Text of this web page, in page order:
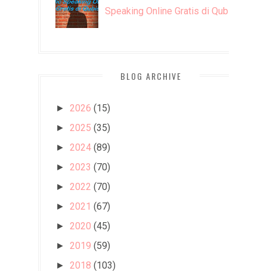
Speaking Online Gratis di Qubisa
BLOG ARCHIVE
► 2026 (15)
► 2025 (35)
► 2024 (89)
► 2023 (70)
► 2022 (70)
► 2021 (67)
► 2020 (45)
► 2019 (59)
► 2018 (103)